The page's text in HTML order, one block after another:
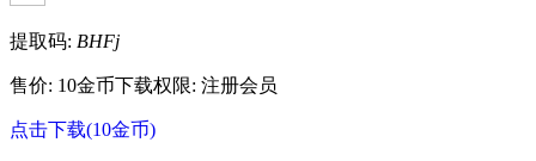
提取码: BHFj
售价: 10金币下载权限: 注册会员
点击下载(10金币)